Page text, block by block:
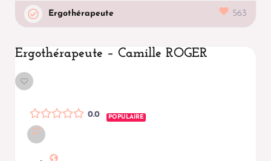
Ergothérapeute 563
Ergothérapeute – Camille ROGER
0.0 POPULAIRE